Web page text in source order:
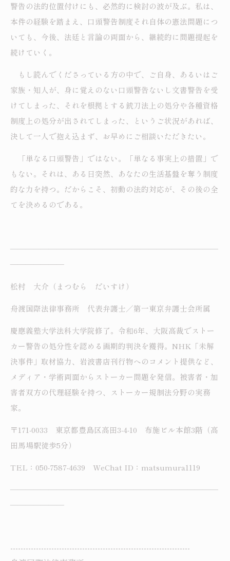
警告の法的位置付けにも、必然的に検討の波が及ぶ。私は、
本件の経験を踏まえ、口頭警告制度それ自体の憲法問題につ
いても、今後、法廷と言論の両面から、継続的に問題提起を
続けていく。
もし読んでくださっている方の中で、ご自身、あるいはご
家族・知人が、身に覚えのない口頭警告ないし文書警告を受
けてしまった、それを根拠とする銃刀法上の処分や各種資格
制度上の処分が出されてしまった、というご状況があれば、
決して一人で抱え込まず、お早めにご相談いただきたい。
「単なる口頭警告」ではない。「単なる事実上の措置」で
もない。それは、ある日突然、あなたの生活基盤を奪う制度
的な力を持つ。だからこそ、初動の法的対応が、その後の全
てを決めるのである。
―――――――――――――――――――――――――――
―――――――
松村 大介（まつむら だいすけ）
舟渡国際法律事務所 代表弁護士／第一東京弁護士会所属
慶應義塾大学法科大学院修了。令和6年、大阪高裁でストー
カー警告の処分性を認める画期的判決を獲得。NHK「未解
決事件」取材協力、岩波書店刊行物へのコメント提供など、
メディア・学術両面からストーカー問題を発信。被害者・加
害者双方の代理経験を持つ、ストーカー規制法分野の実務
家。
〒171-0033 東京都豊島区高田3-4-10 布施ビル本館3階（高
田馬場駅徒歩5分）
TEL：050-7587-4639 WeChat ID：matsumura1119
―――――――――――――――――――――――――――
―――――――
----------------------------------------------------------------------